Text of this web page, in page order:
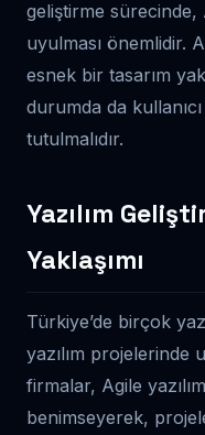
geliştirme sürecinde,
uyulması önemlidir.
esnek bir tasarım
durumda da
tutulmalıdır.
Yazılım
Yaklaşımı
Türkiye’de birçok
yazılım projelerinde
firmalar, Agile
benimseyerek,